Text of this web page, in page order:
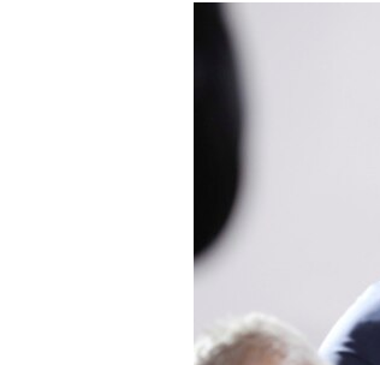
ПОДПИШИТЕСЬ НА РАССЫЛКУ